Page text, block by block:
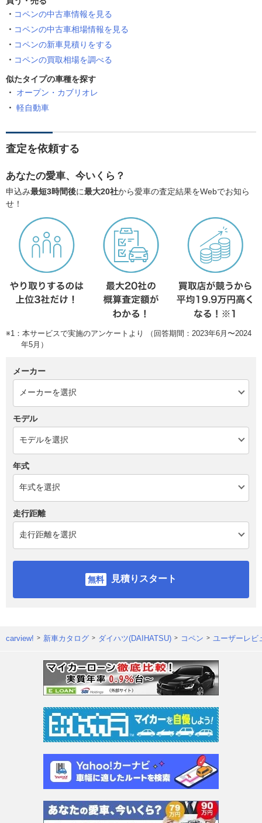
コペンの中古車情報を見る
コペンの中古車相場情報を見る
コペンの新車見積りをする
コペンの買取相場を調べる
似たタイプの車種を探す
オープン・カブリオレ
軽自動車
査定を依頼する
あなたの愛車、今いくら？
申込み最短3時間後に最大20社から愛車の査定結果をWebでお知ら
せ！
※1：本サービスで実施のアンケートより （回答期間：2023年6月〜2024
年5月）
メーカー
モデル
年式
走行距離
見積りスタート
carview! 新車カタログ ダイハツ(DAIHATSU) コペン ユーザーレビ